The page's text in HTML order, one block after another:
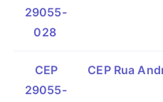
29055-
028
CEP
29055-
CEP Rua